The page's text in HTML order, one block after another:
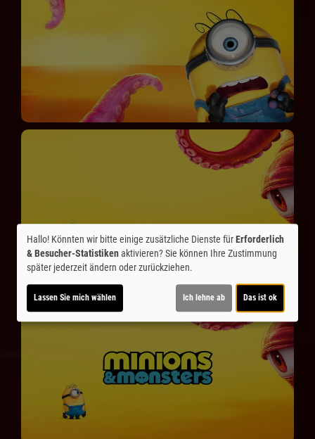
Hallo! Könnten wir bitte einige zusätzliche Dienste fürErforderlich
& Besucher-Statistikenaktivieren? Sie können Ihre Zustimmung
später jederzeit ändern oder zurückziehen.
Lassen Sie mich wählen Ich lehne ab Das ist ok